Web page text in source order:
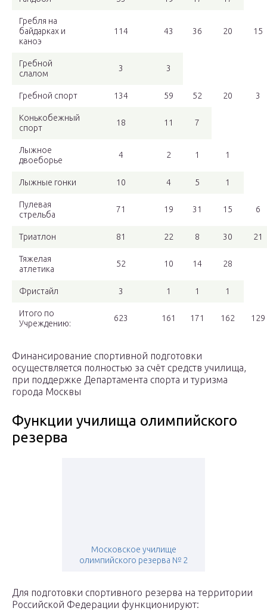
Гребля на
байдарках и
каноэ
114 43 36 20 15
Гребной
слалом
3 3
Гребной спорт 134 59 52 20 3
Конькобежный
спорт
18 11 7
Лыжное
двоеборье
4 2 1 1
Лыжные гонки 10 4 5 1
Пулевая
стрельба
71 19 31 15 6
Триатлон 81 22 8 30 21
Тяжелая
атлетика
52 10 14 28
Фристайл 3 1 1 1
Итого по
Учреждению:
623 161 171 162 129
Финансирование спортивной подготовки
осуществляется полностью за счёт средств училища,
при поддержке Департамента спорта и туризма
города Москвы
Функции училища олимпийского
резерва
Московское училище
олимпийского резерва № 2
Для подготовки спортивного резерва на территории
Российской Федерации функционируют: